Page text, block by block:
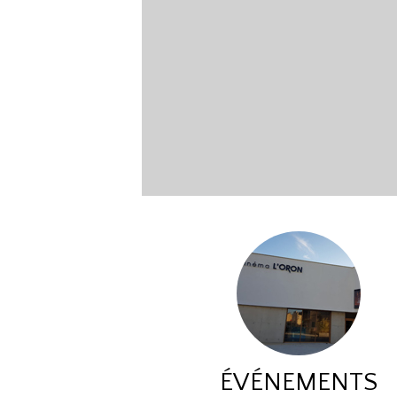
ÉVÉNEMENTS